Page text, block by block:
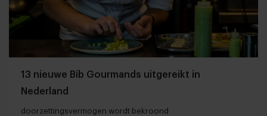
13 nieuwe Bib Gourmands uitgereikt in
Nederland
doorzettingsvermogen wordt bekroond